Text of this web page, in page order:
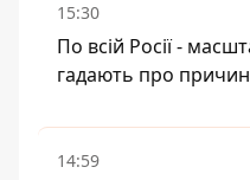
15:30
По всій Росії -
гадають про
14:59